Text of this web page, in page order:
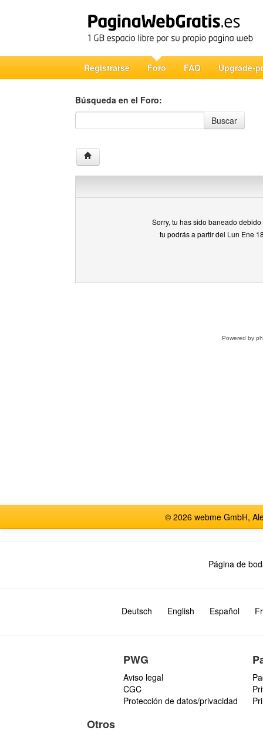
Registrarse Foro FAQ Upgrade-
Búsqueda en el Foro:
Búsqueda en el Foro
Buscar
Sorry, tu has sido baneado
tu podrás a partir del Lun Ene
Powered by
© 2026 webme GmbH,
Página de
Deutsch English Español
PWG
Aviso legal
CGC
Protección de datos/privacidad
Otros